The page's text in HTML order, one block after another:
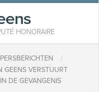
HONORAIRE
PERSBERICHTEN /
GEENS VERSTUURT
DE GEVANGENIS